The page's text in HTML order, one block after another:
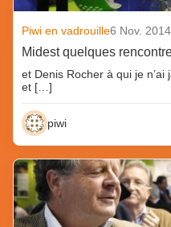
Piwi en vadrouille6 Nov. 2014
Midest quelques
et Denis Rocher à qui je
et […]
piwi